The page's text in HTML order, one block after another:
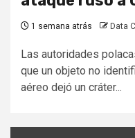
1 semana atrás Data
Las autoridades
que un objeto no
aéreo dejó un cráter...